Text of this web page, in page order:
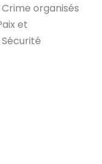
organisés
et